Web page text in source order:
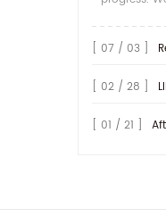
[ 07 / 03 ]
[ 02 / 28 ]
[ 01 / 21 ]